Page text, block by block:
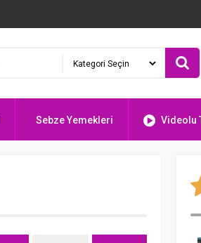
Sebze Yemekleri Videolu